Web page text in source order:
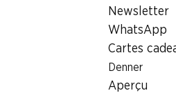
Newsletter
WhatsApp
Cartes
Denner
Aperçu
Sam., 15.08.2026
Retrait
postale / M-Card